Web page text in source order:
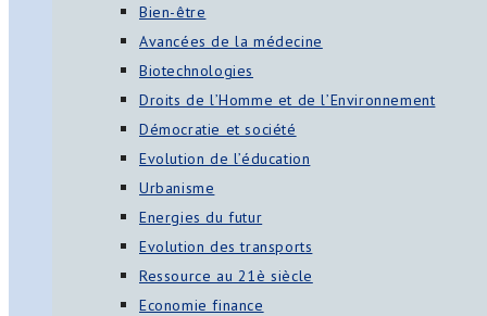
Bien-être
Avancées de la médecine
Biotechnologies
Droits de l’Homme et de l’Environnement
Démocratie et société
Evolution de l’éducation
Urbanisme
Energies du futur
Evolution des transports
Ressource au 21è siècle
Economie finance